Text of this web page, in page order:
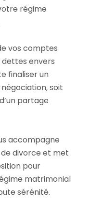
régime
vos comptes
envers
finaliser un
soit
partage
accompagne
divorce et met
pour
matrimonial
sérénité.